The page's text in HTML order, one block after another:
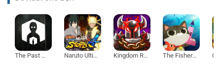
The Past Within Naruto Ultimate Ninja Storm 4 Kingdom Rush Vengeance The Fishercat